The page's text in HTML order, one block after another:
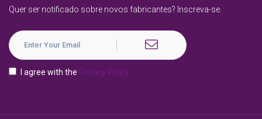
Quer ser notificado sobre novos fabricantes? Inscreva-se.
I agree with the Privacy Policy